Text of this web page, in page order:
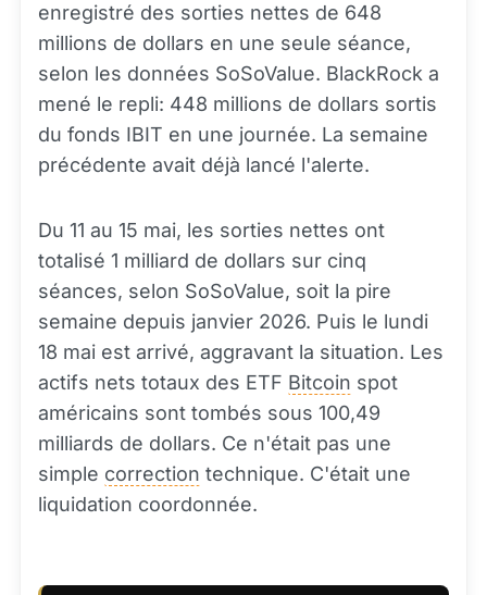
enregistré des sorties nettes de 648
millions de dollars en une seule séance,
selon les données SoSoValue. BlackRock a
mené le repli: 448 millions de dollars sortis
du fonds IBIT en une journée. La semaine
précédente avait déjà lancé l'alerte.
Du 11 au 15 mai, les sorties nettes ont
totalisé 1 milliard de dollars sur cinq
séances, selon SoSoValue, soit la pire
semaine depuis janvier 2026. Puis le lundi
18 mai est arrivé, aggravant la situation. Les
actifs nets totaux des ETF Bitcoin spot
américains sont tombés sous 100,49
milliards de dollars. Ce n'était pas une
simple correction technique. C'était une
liquidation coordonnée.